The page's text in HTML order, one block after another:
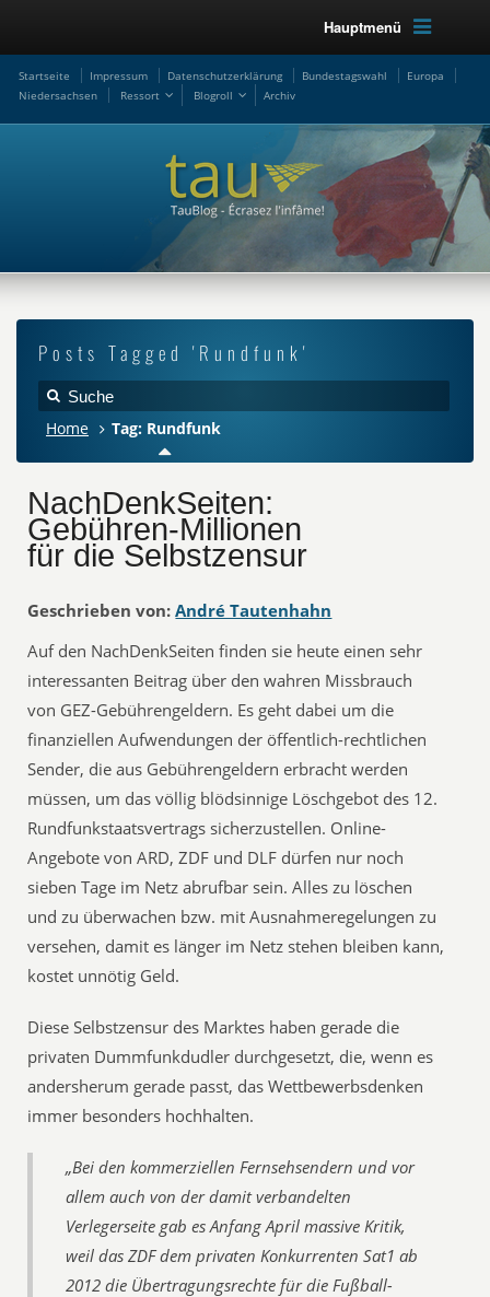
Hauptmenü
Startseite Impressum Datenschutzerklärung Bundestagswahl
Europa
Niedersachsen
Ressort Blogroll Archiv
Posts Tagged 'Rundfunk'
Home Tag: Rundfunk
NachDenkSeiten:
Gebühren-Millionen
für die Selbstzensur
Geschrieben von: André Tautenhahn
Auf den NachDenkSeiten finden sie heute einen sehr
interessanten Beitrag über den wahren Missbrauch
von GEZ-Gebührengeldern. Es geht dabei um die
finanziellen Aufwendungen der öffentlich-rechtlichen
Sender, die aus Gebührengeldern erbracht werden
müssen, um das völlig blödsinnige Löschgebot des 12.
Rundfunkstaatsvertrags sicherzustellen. Online-
Angebote von ARD, ZDF und DLF dürfen nur noch
sieben Tage im Netz abrufbar sein. Alles zu löschen
und zu überwachen bzw. mit Ausnahmeregelungen zu
versehen, damit es länger im Netz stehen bleiben kann,
kostet unnötig Geld.
Diese Selbstzensur des Marktes haben gerade die
privaten Dummfunkdudler durchgesetzt, die, wenn es
andersherum gerade passt, das Wettbewerbsdenken
immer besonders hochhalten.
„Bei den kommerziellen Fernsehsendern und vor
allem auch von der damit verbandelten
Verlegerseite gab es Anfang April massive Kritik,
weil das ZDF dem privaten Konkurrenten Sat1 ab
2012 die Übertragungsrechte für die Fußball-